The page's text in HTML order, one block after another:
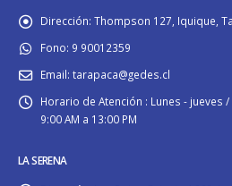
Dirección: Thompson 127, Iquique,
Fono: 9 90012359
Email: tarapaca@gedes.cl
Horario de Atención : Lunes - jueves
9:00 AM a 13:00 PM
LA SERENA